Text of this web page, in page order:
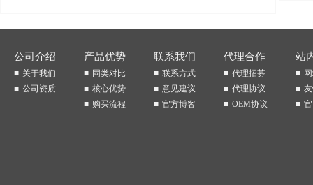
公司介绍
关于我们
公司资质
产品优势
同类对比
核心优势
购买流程
联系我们
联系方式
意见建议
官方博客
代理合作
代理招募
代理协议
OEM协议
站